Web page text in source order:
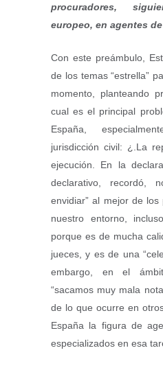
procuradores,
europeo, en agentes
Con este preámbulo,
de los temas “estrella”
momento, planteando
cual es el principal
España,
jurisdicción civil: ¿.La
ejecución. En la
declarativo, recordó,
envidiar” al mejor de
nuestro entorno,
porque es de mucha
jueces, y es de una
embargo, en el
“sacamos muy mala
de lo que ocurre en
España la figura de
especializados en esa